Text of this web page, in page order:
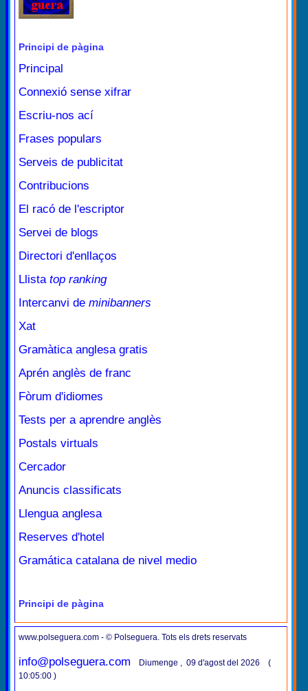
Principi de pàgina
Principal
Connexió sense xifrar
Escriu-nos ací
Frases populars
Serveis de publicitat
Contribucions
El racó de l'escriptor
Servei de blogs
Directori d'enllaços
Llista top ranking
Intercanvi de minibanners
Xat
Gramàtica anglesa gratis
Aprén anglès de franc
Fòrum d'idiomes
Tests per a aprendre anglès
Postals virtuals
Cercador
Anuncis classificats
Llengua anglesa
Reserves d'hotel
Gramática catalana de nivel medio
Principi de pàgina
www.polseguera.com - © Polseguera. Tots els drets reservats
info@polseguera.com
Diumenge , 09 d'agost del 2026 (
10:05:00 )